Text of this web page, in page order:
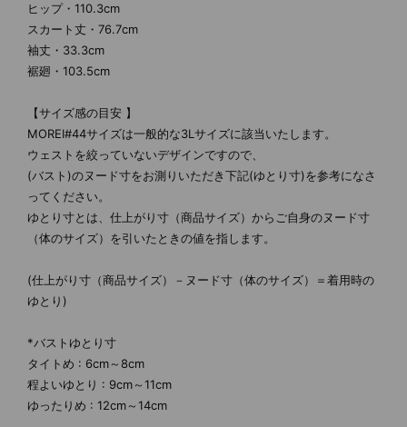
ヒップ・110.3cm
スカート丈・76.7cm
袖丈・33.3cm
裾廻・103.5cm
【サイズ感の目安 】
MOREI#44サイズは一般的な3Lサイズに該当いたします。
ウェストを絞っていないデザインですので、
(バスト)のヌード寸をお測りいただき下記(ゆとり寸)を参考になさ
ってください。
ゆとり寸とは、仕上がり寸（商品サイズ）からご自身のヌード寸
（体のサイズ）を引いたときの値を指します。
(仕上がり寸（商品サイズ）－ヌード寸（体のサイズ）＝着用時の
ゆとり)
*バストゆとり寸
タイトめ : 6cm～8cm
程よいゆとり : 9cm～11cm
ゆったりめ : 12cm～14cm